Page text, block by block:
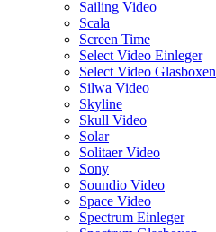
Sailing Video
Scala
Screen Time
Select Video Einleger
Select Video Glasboxen
Silwa Video
Skyline
Skull Video
Solar
Solitaer Video
Sony
Soundio Video
Space Video
Spectrum Einleger